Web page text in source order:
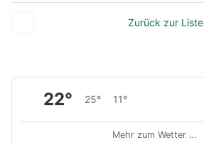
Zurück zur Liste
22° 25° 11°
Mehr zum Wetter …